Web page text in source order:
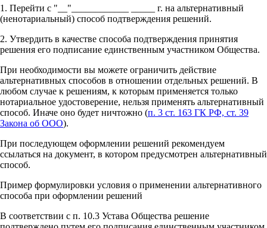
1. Перейти с "__"____________ _____ г. на альтернативный
(ненотариальный) способ подтверждения решений.
2. Утвердить в качестве способа подтверждения принятия
решения его подписание единственным участником Общества.
При необходимости вы можете ограничить действие
альтернативных способов в отношении отдельных решений. В
любом случае к решениям, к которым применяется только
нотариальное удостоверение, нельзя применять альтернативный
способ. Иначе оно будет ничтожно (п. 3 ст. 163 ГК РФ, ст. 39
Закона об ООО).
При последующем оформлении решений рекомендуем
ссылаться на документ, в котором предусмотрен альтернативный
способ.
Пример формулировки условия о применении альтернативного
способа при оформлении решений
В соответствии с п. 10.3 Устава Общества решение